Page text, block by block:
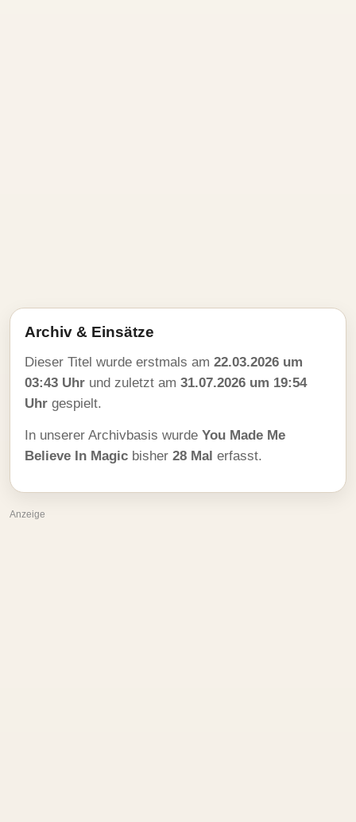
Archiv & Einsätze
Dieser Titel wurde erstmals am 22.03.2026 um
03:43 Uhr und zuletzt am 31.07.2026 um 19:54
Uhr gespielt.
In unserer Archivbasis wurde You Made Me
Believe In Magic bisher 28 Mal erfasst.
Anzeige